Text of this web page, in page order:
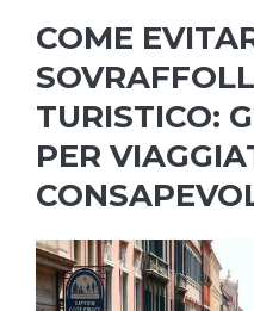
COME
TURISTICO:
PER